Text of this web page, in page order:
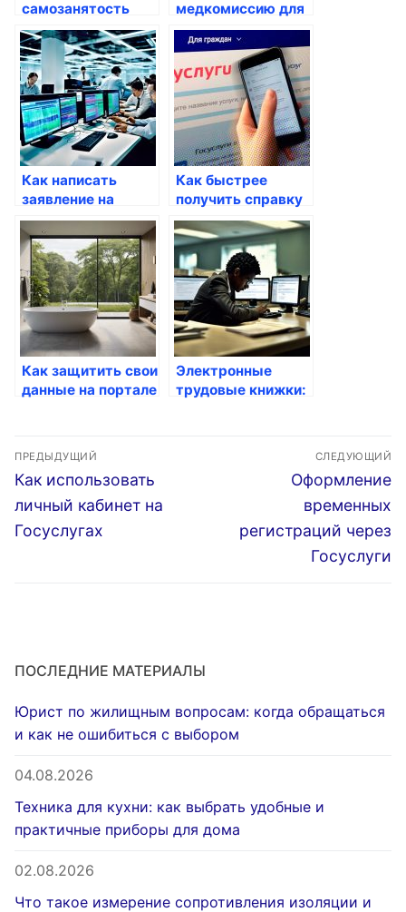
самозанятость
через Госуслуги
медкомиссию для
работы через
Госуслуги
Как написать
заявление на
алименты через
Госуслуги
Как быстрее
получить справку
о доме через
Госуслуги
Как защитить свои
данные на портале
Электронные
трудовые книжки:
Навигация
по
записям
ПРЕДЫДУЩИЙ
Предыдущая
запись:
Как использовать
личный кабинет на
Госуслугах
СЛЕДУЮЩИЙ
Следующая
запись:
Оформление
временных
регистраций через
Госуслуги
ПОСЛЕДНИЕ МАТЕРИАЛЫ
Юрист по жилищным вопросам: когда обращаться
и как не ошибиться с выбором
04.08.2026
Техника для кухни: как выбрать удобные и
практичные приборы для дома
02.08.2026
Что такое измерение сопротивления изоляции и